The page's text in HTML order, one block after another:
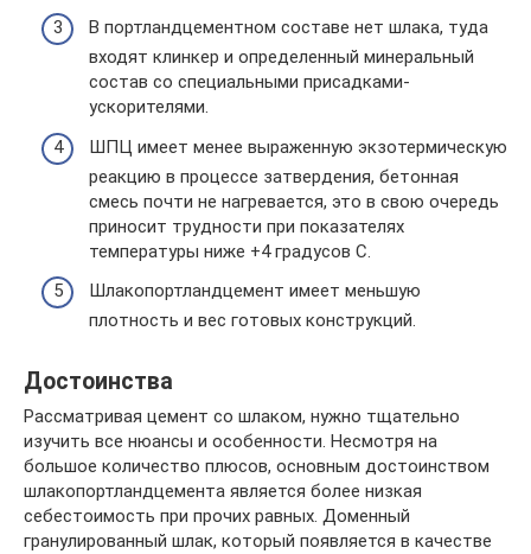
В портландцементном составе нет шлака, туда
входят клинкер и определенный минеральный
состав со специальными присадками-
ускорителями.
ШПЦ имеет менее выраженную экзотермическую
реакцию в процессе затвердения, бетонная
смесь почти не нагревается, это в свою очередь
приносит трудности при показателях
температуры ниже +4 градусов С.
Шлакопортландцемент имеет меньшую
плотность и вес готовых конструкций.
Достоинства
Рассматривая цемент со шлаком, нужно тщательно
изучить все нюансы и особенности. Несмотря на
большое количество плюсов, основным достоинством
шлакопортландцемента является более низкая
себестоимость при прочих равных. Доменный
гранулированный шлак, который появляется в качестве